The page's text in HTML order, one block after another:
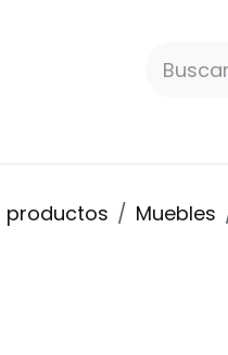
productos Muebles